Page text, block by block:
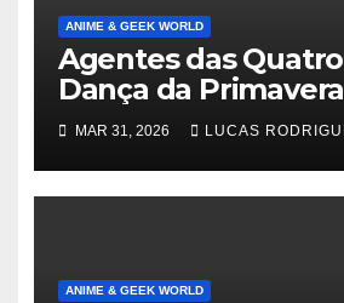
ANIME & GEEK WORLD
Agentes das
Dança da
Episódio 1
MAR 31, 2026 LUCAS
ANIME & GEEK WORLD